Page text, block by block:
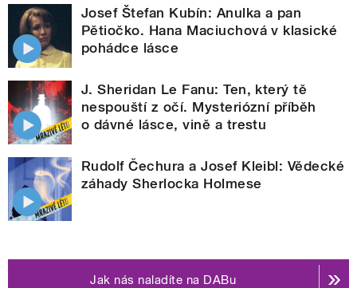
Josef Štefan Kubín: Anulka a pan
Pětiočko. Hana Maciuchová v klasické
pohádce lásce
J. Sheridan Le Fanu: Ten, který tě
nespouští z očí. Mysteriózní příběh
o dávné lásce, vině a trestu
Rudolf Čechura a Josef Kleibl: Vědecké
záhady Sherlocka Holmese
Jak nás naladíte na DABu